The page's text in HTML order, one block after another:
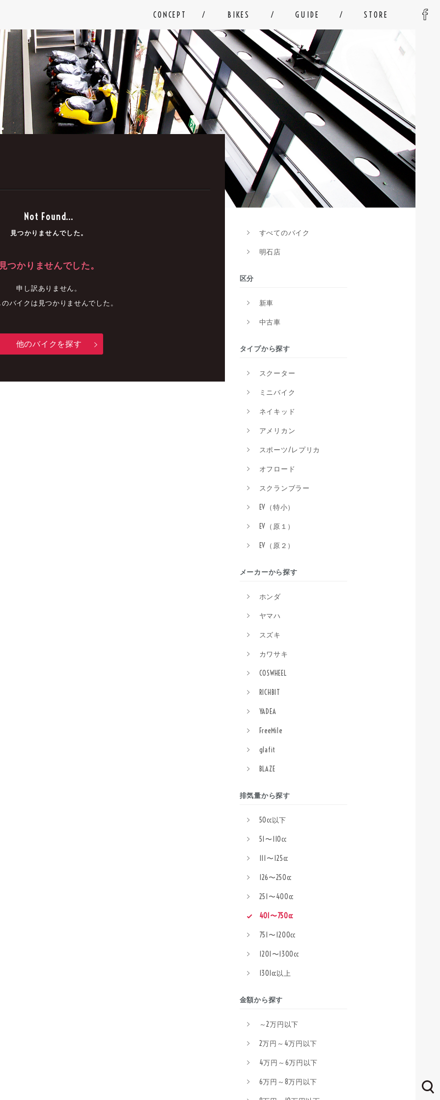
CONCEPT BIKES GUIDE STORE
Not Found...
見つかりませんでした。
見つかりませんでした。
申し訳ありません。
バイクは見つかりませんでした。
他のバイクを探す
すべてのバイク
明石店
区分
新車
中古車
タイプから探す
スクーター
ミニバイク
ネイキッド
アメリカン
スポーツ/レプリカ
オフロード
スクランブラー
EV（特小）
EV（原１）
EV（原２）
メーカーから探す
ホンダ
ヤマハ
スズキ
カワサキ
COSWHEEL
RICHBIT
YADEA
FreeMile
glafit
BLAZE
排気量から探す
50cc以下
51〜110cc
111〜125cc
126〜250cc
251〜400cc
401〜750cc
751〜1200cc
1201〜1300cc
1301cc以上
金額から探す
～2万円以下
2万円～4万円以下
4万円～6万円以下
6万円～8万円以下
中古車